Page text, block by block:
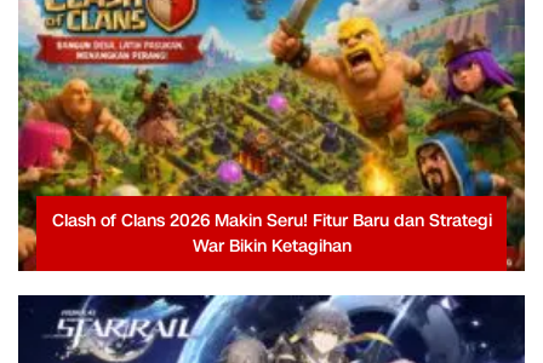
Clash of Clans 2026 Makin Seru! Fitur Baru dan Strategi
War Bikin Ketagihan